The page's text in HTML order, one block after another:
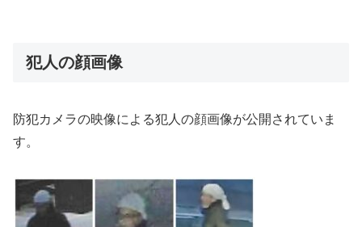
犯人の顔画像
防犯カメラの映像による犯人の顔画像が公開されていま
す。